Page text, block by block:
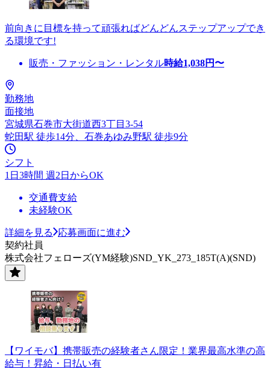
前向きに目標を持って頑張ればどんどんステップアップでき
る環境です!
販売・ファッション・レンタル時給1,038円〜
勤務地
面接地
宮城県石巻市大街道西3丁目3-54
蛇田駅 徒歩14分、石巻あゆみ野駅 徒歩9分
シフト
1日3時間 週2日からOK
交通費支給
未経験OK
詳細を見る
応募画面に進む
契約社員
株式会社フェローズ(YM経験)SND_YK_273_185T(A)(SND)
【ワイモバ】携帯販売の経験者さん限定！業界最高水準の高
給与！昇給・日払い有